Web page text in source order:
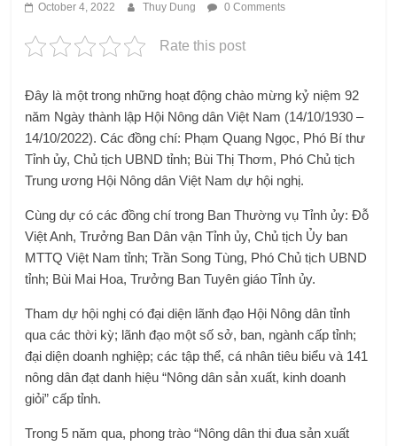
October 4, 2022 Thuy Dung 0 Comments
Rate this post
Đây là một trong những hoạt động chào mừng kỷ niệm 92
năm Ngày thành lập Hội Nông dân Việt Nam (14/10/1930 –
14/10/2022). Các đồng chí: Phạm Quang Ngọc, Phó Bí thư
Tỉnh ủy, Chủ tịch UBND tỉnh; Bùi Thị Thơm, Phó Chủ tịch
Trung ương Hội Nông dân Việt Nam dự hội nghị.
Cùng dự có các đồng chí trong Ban Thường vụ Tỉnh ủy: Đỗ
Việt Anh, Trưởng Ban Dân vận Tỉnh ủy, Chủ tịch Ủy ban
MTTQ Việt Nam tỉnh; Trần Song Tùng, Phó Chủ tịch UBND
tỉnh; Bùi Mai Hoa, Trưởng Ban Tuyên giáo Tỉnh ủy.
Tham dự hội nghị có đại diện lãnh đạo Hội Nông dân tỉnh
qua các thời kỳ; lãnh đạo một số sở, ban, ngành cấp tỉnh;
đại diện doanh nghiệp; các tập thể, cá nhân tiêu biểu và 141
nông dân đạt danh hiệu “Nông dân sản xuất, kinh doanh
giỏi” cấp tỉnh.
Trong 5 năm qua, phong trào “Nông dân thi đua sản xuất